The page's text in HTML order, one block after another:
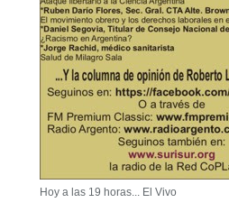
Hoy a las 19 horas... El Vivo